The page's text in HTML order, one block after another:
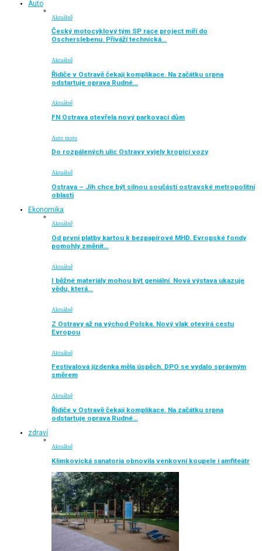
Auto
Aktuálně
Český motocyklový tým SP race project míří do
Oscherslebenu. Přiváží technická…
Aktuálně
Řidiče v Ostravě čekají komplikace. Na začátku srpna
odstartuje oprava Rudné…
Aktuálně
FN Ostrava otevřela nový parkovací dům
Auto moto
Do rozpálených ulic Ostravy vyjely kropicí vozy
Aktuálně
Ostrava – Jih chce být silnou součástí ostravské metropolitní
oblasti
Ekonomika
Aktuálně
Od první platby kartou k bezpapírové MHD. Evropské fondy
pomohly změnit…
Aktuálně
I běžné materiály mohou být geniální. Nová výstava ukazuje
vědu, která…
Aktuálně
Z Ostravy až na východ Polska. Nový vlak otevírá cestu
Evropou
Aktuálně
Festivalová jízdenka měla úspěch. DPO se vydalo správným
směrem
Aktuálně
Řidiče v Ostravě čekají komplikace. Na začátku srpna
odstartuje oprava Rudné…
zdraví
Aktuálně
Klimkovická sanatoria obnovila venkovní koupele i amfiteátr